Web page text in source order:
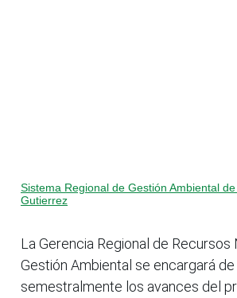
Sistema Regional de Gestión Ambiental
Gutierrez
La Gerencia Regional de Recursos
Gestión Ambiental se encargará
semestralmente los avances del